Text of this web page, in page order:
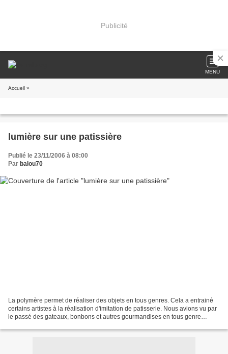
Publicité
MENU
Accueil »
lumière sur une patissière
Publié le 23/11/2006 à 08:00
Par balou70
La polymère permet de réaliser des objets en tous genres. Cela a entrainé
certains artistes à la réalisation d'imitation de patisserie. Nous avions vu par
le passé des gateaux, bonbons et autres gourmandises en tous genre